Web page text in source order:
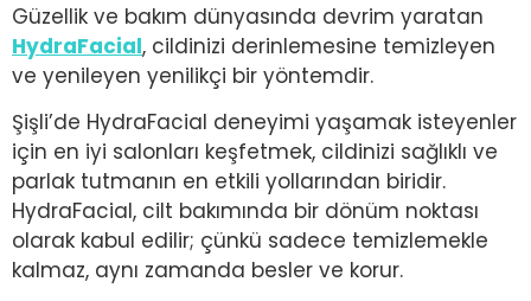
Güzellik ve bakım dünyasında devrim yaratan
HydraFacial, cildinizi derinlemesine temizleyen
ve yenileyen yenilikçi bir yöntemdir.
Şişli’de HydraFacial deneyimi yaşamak isteyenler
için en iyi salonları keşfetmek, cildinizi sağlıklı ve
parlak tutmanın en etkili yollarından biridir.
HydraFacial, cilt bakımında bir dönüm noktası
olarak kabul edilir; çünkü sadece temizlemekle
kalmaz, aynı zamanda besler ve korur.